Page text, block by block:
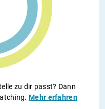
zu dir passt? Dann
Mehr erfahren